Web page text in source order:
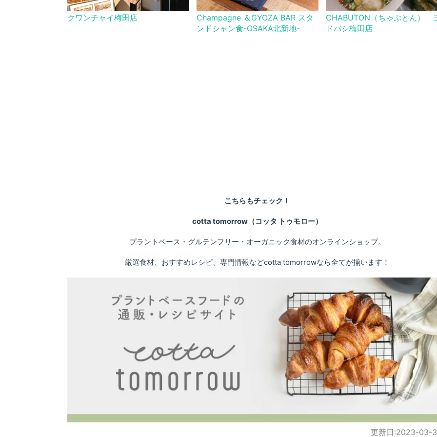
クワンチャイ梅田店
Champagne ＆GYOZA BAR スタ
ンドシャン食-OSAKA北新地-
CHABUTON（ちゃぶとん）
ドバシ梅田店
こちらもチェック！
cotta tomorrow（コッタ トゥモロー）
プラントベース・グルテンフリー・オーガニック食材のオンラインショップ。
厳選食材、おすすめレシピ、専門情報などcotta tomorrowなら全てが揃います！
更新日:2023-03-